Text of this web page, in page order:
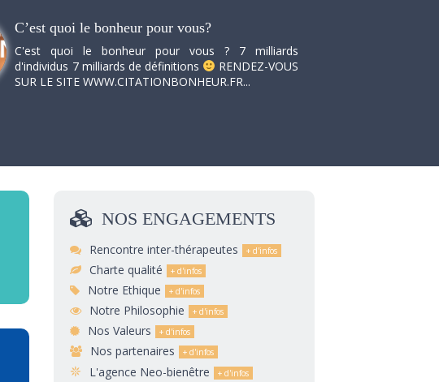
C’est quoi le bonheur pour vous?
C'est quoi le bonheur pour vous ? 7 milliards
d'individus 7 milliards de définitions
RENDEZ-VOUS
SUR LE SITE WWW.CITATIONBONHEUR.FR...
NOS ENGAGEMENTS
Rencontre inter-thérapeutes
Charte qualité
Notre Ethique
Notre Philosophie
Nos Valeurs
Nos partenaires
L'agence Neo-bienêtre